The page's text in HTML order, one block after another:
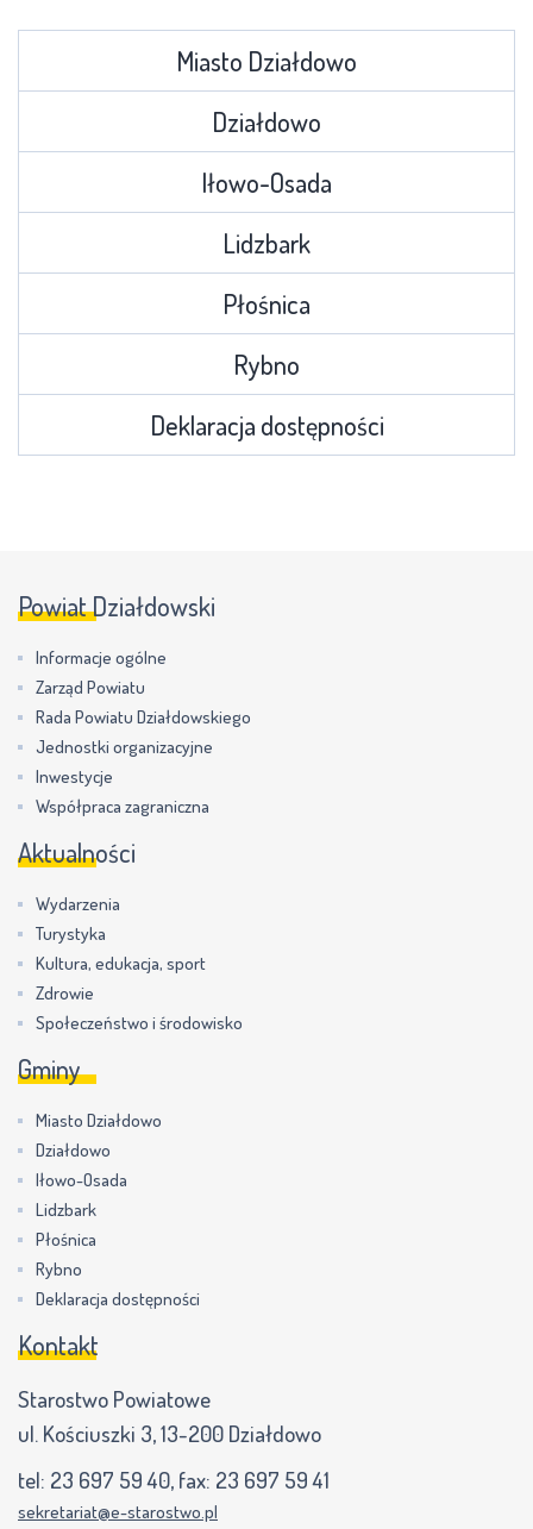
Miasto Działdowo
Działdowo
Iłowo-Osada
Lidzbark
Płośnica
Rybno
Deklaracja dostępności
Powiat Działdowski
Informacje ogólne
Zarząd Powiatu
Rada Powiatu Działdowskiego
Jednostki organizacyjne
Inwestycje
Współpraca zagraniczna
Aktualności
Wydarzenia
Turystyka
Kultura, edukacja, sport
Zdrowie
Społeczeństwo i środowisko
Gminy
Miasto Działdowo
Działdowo
Iłowo-Osada
Lidzbark
Płośnica
Rybno
Deklaracja dostępności
Kontakt
Starostwo Powiatowe
ul. Kościuszki 3, 13-200 Działdowo
tel: 23 697 59 40, fax: 23 697 59 41
sekretariat@e-starostwo.pl